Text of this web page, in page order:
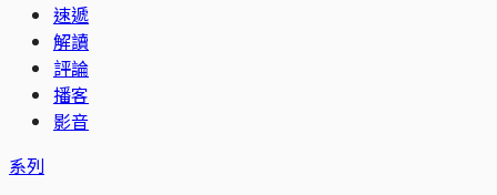
速遞
解讀
評論
播客
影音
系列